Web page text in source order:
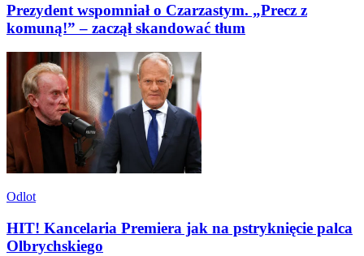
Prezydent wspomniał o Czarzastym. „Precz z
komuną!” – zaczął skandować tłum
Odlot
HIT! Kancelaria Premiera jak na pstryknięcie palca
Olbrychskiego